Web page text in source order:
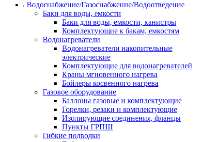
Водоснабжение/Газоснабжение/Водоотведение
Баки для воды, емкости
Баки для воды, емкости, канистры
Комплектующие к бакам, емкостям
Водонагреватели
Водонагреватели накопительные
электрические
Комплектующие для водонагревателей
Краны мгновенного нагрева
Бойлеры косвенного нагрева
Газовое оборудование
Баллоны газовые и комплектующие
Горелки, резаки и комплектующие
Изолирующие соединения, фланцы
Пункты ГРПШ
Гибкие подводки